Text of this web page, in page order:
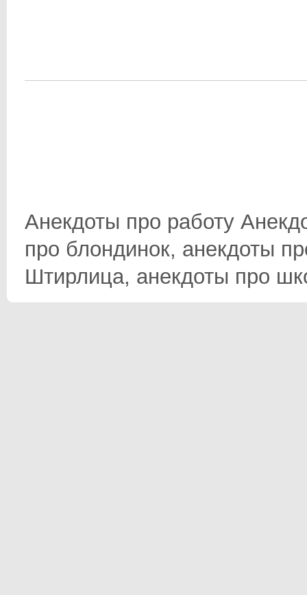
Анекдоты про работу
про блондинок, анекдоты
Штирлица, анекдоты про